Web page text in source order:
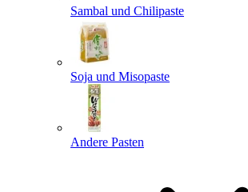
Sambal und Chilipaste
Soja und Misopaste
Andere Pasten